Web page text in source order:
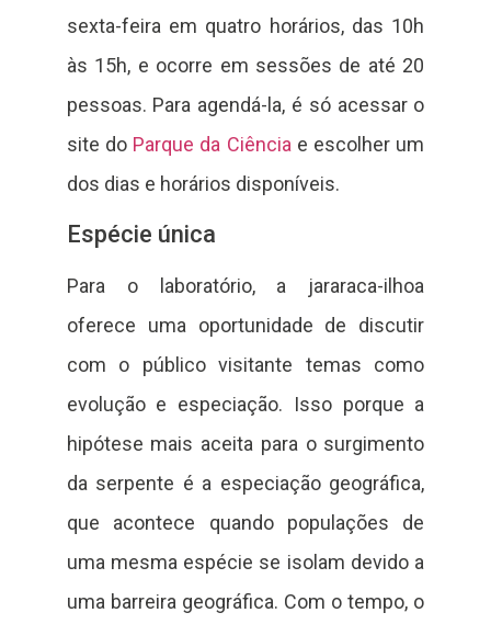
sexta-feira em quatro horários, das 10h
às 15h, e ocorre em sessões de até 20
pessoas. Para agendá-la, é só acessar o
site do Parque da Ciência e escolher um
dos dias e horários disponíveis.
Espécie única
Para o laboratório, a jararaca-ilhoa
oferece uma oportunidade de discutir
com o público visitante temas como
evolução e especiação. Isso porque a
hipótese mais aceita para o surgimento
da serpente é a especiação geográfica,
que acontece quando populações de
uma mesma espécie se isolam devido a
uma barreira geográfica. Com o tempo, o